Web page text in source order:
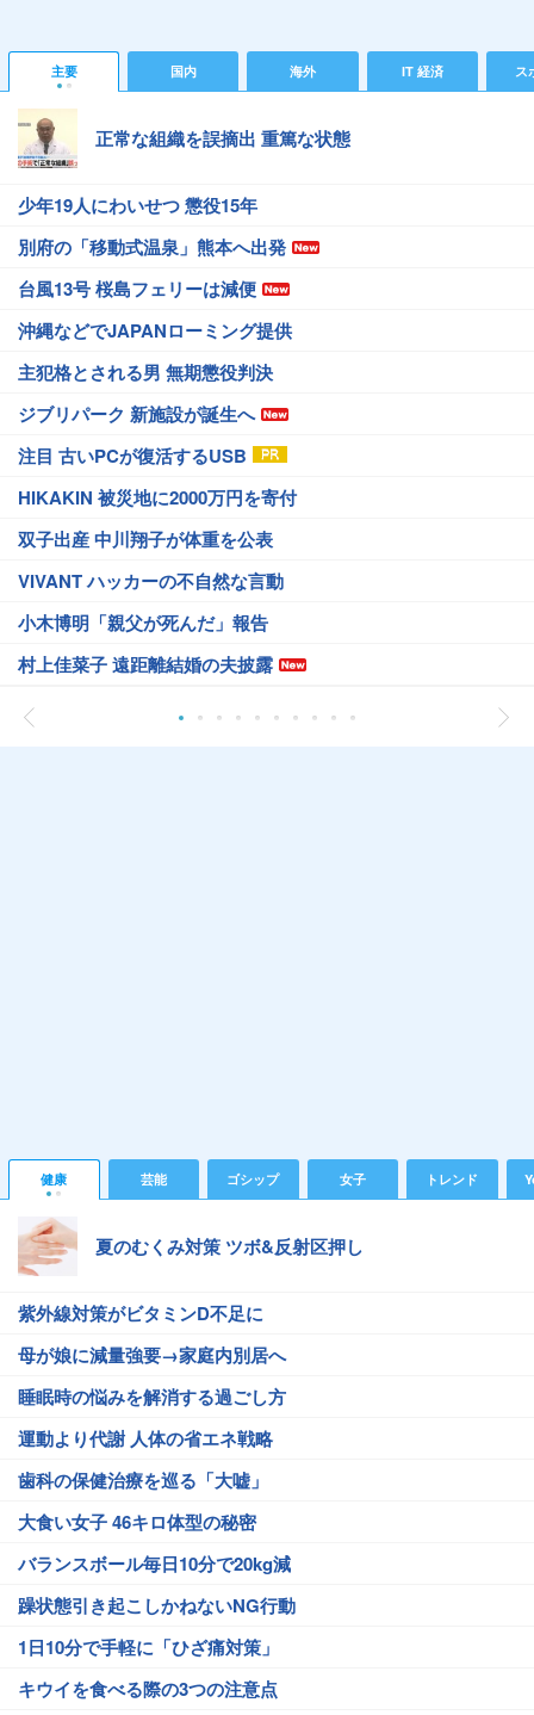
主要 国内 海外 IT 経済 ス
正常な組織を誤摘出 重篤な状態
少年19人にわいせつ 懲役15年
別府の「移動式温泉」熊本へ出発
台風13号 桜島フェリーは減便
沖縄などでJAPANローミング提供
主犯格とされる男 無期懲役判決
ジブリパーク 新施設が誕生へ
注目 古いPCが復活するUSB
HIKAKIN 被災地に2000万円を寄付
双子出産 中川翔子が体重を公表
VIVANT ハッカーの不自然な言動
小木博明「親父が死んだ」報告
村上佳菜子 遠距離結婚の夫披露
健康 芸能 ゴシップ 女子 トレンド
夏のむくみ対策 ツボ&反射区押し
紫外線対策がビタミンD不足に
母が娘に減量強要→家庭内別居へ
睡眠時の悩みを解消する過ごし方
運動より代謝 人体の省エネ戦略
歯科の保健治療を巡る「大嘘」
大食い女子 46キロ体型の秘密
バランスボール毎日10分で20kg減
躁状態引き起こしかねないNG行動
1日10分で手軽に「ひざ痛対策」
キウイを食べる際の3つの注意点